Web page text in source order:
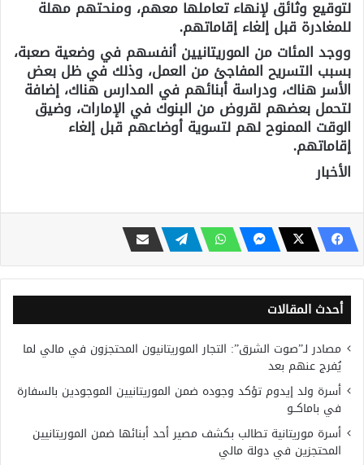
لتوقيع وثائق لإنهاء تعاملها معهم، ومنحتهم مهلة
للمغادرة قبل إلغاء إقاماتهم.
ووجد المئات من الموريتانيين أنفسهم في وضعية صعبة،
بسبب التسريح المفاجئ من العمل، وذلك في ظل بعض
الأسر هناك، ودراسة أبنائهم في المدارس هناك، إضافة
لتحمل بعضهم لقروض من البنوك في الإمارات، وضيق
الوقت الممنوح لهم لتسوية أوضاعهم قبل إلغاء
إقاماتهم.
الأخبار
أحدث المقالات
مصادر لـ”صوت الشرق”: التجار الموريتانيون المحتجزون في مالي لما
يُفرج عنهم بعد
أسرة ولد إيدوم تؤكد وجوده ضمن الموريتانيين الموجودين بالسفارة
في باماكــو
أسرة موريتانية تطالب بكشف مصير أحد أبنائها ضمن الموريتانيين
المحتجزين في دولة مالي